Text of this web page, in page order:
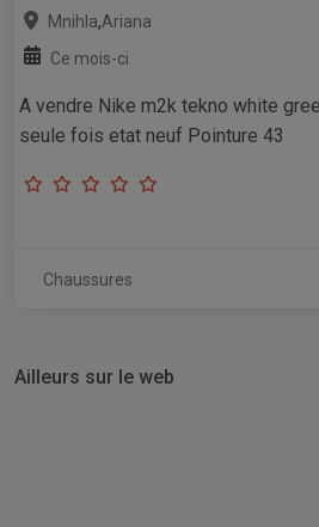
Mnihla,Ariana
Ce mois-ci
A vendre Nike m2k tekno white
seule fois etat neuf Pointure 43
Chaussures
Ailleurs sur le web